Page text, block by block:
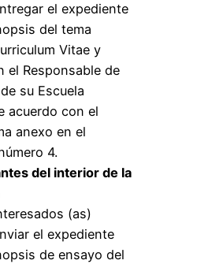
el expediente
del tema
Vitae y
el Responsable de
su Escuela
acuerdo con el
anexo en el
4.
del interior de la
(as)
el expediente
de ensayo del